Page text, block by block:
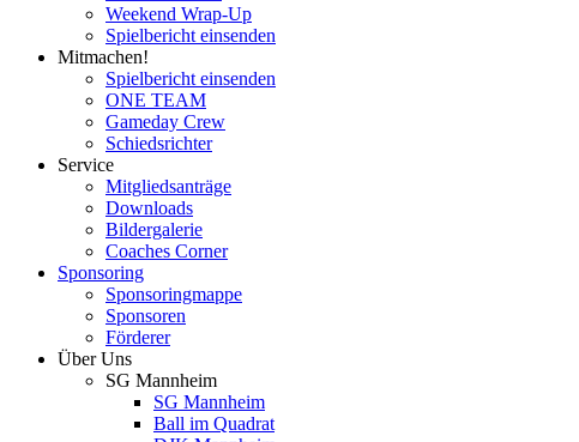
Weekend Wrap-Up
Spielbericht einsenden
Mitmachen!
Spielbericht einsenden
ONE TEAM
Gameday Crew
Schiedsrichter
Service
Mitgliedsanträge
Downloads
Bildergalerie
Coaches Corner
Sponsoring
Sponsoringmappe
Sponsoren
Förderer
Über Uns
SG Mannheim
SG Mannheim
Ball im Quadrat